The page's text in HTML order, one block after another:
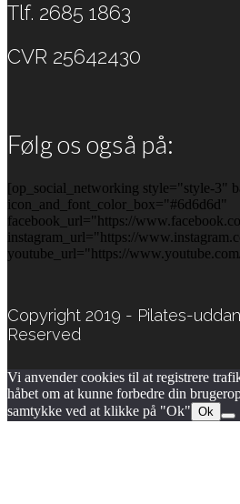
Tlf. 2685 1863
CVR 25642430
Følg os også på:
[op_social_networking style="style-3"
icon_and_font_color_box="#6d6d6d"
facebook_url="https://
instagram_url="https://
youtube_url="https://
Copyright 2019 - Pilates-
Reserved
Vi anvender cookies til at registrere
håbet om at kunne forbedre din
samtykke ved at klikke på "Ok" Ok